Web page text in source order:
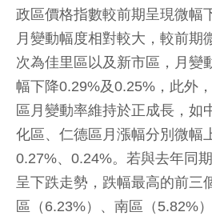
政區價格指數較前期呈現微幅
月變動幅度相對較大，較前期
次為佳里區以及新市區，月變
幅下降0.29%及0.25%，此外
區月變動率維持於正成長，如
化區、仁德區月漲幅分別微幅
0.27%、0.24%。若與去年同
呈下跌走勢，跌幅最高的前三
區（6.23%）、南區（5.82%